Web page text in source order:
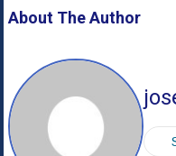
About The Author